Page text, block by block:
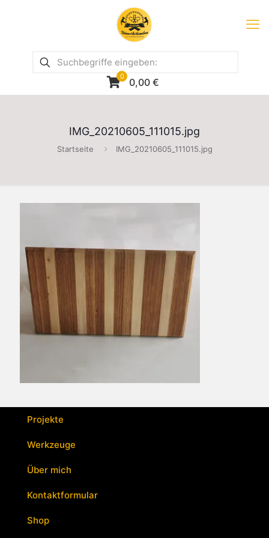
0 0,00 €
IMG_20210605_111015.jpg
Startseite IMG_20210605_111015.jpg
Projekte
Werkzeuge
Über mich
Kontaktformular
Shop